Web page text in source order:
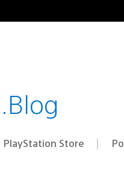
.Blog
PlayStation Store